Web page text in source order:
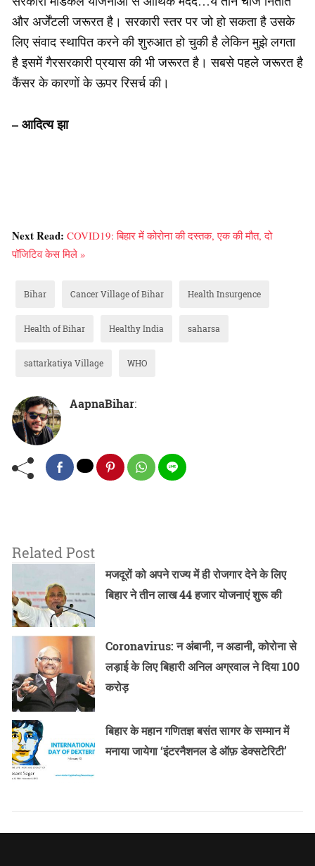
और अर्जेंटली जरूरत है। सरकारी स्तर पर जो हो सकता है उसके
लिए संवाद स्थापित करने की शुरुआत हो चुकी है लेकिन मुझे लगता
है इसमें गैरसरकारी प्रयास की भी जरूरत है। सबसे पहले जरूरत है
कैंसर के कारणों के ऊपर रिसर्च की।
– आदित्य झा
Next Read: COVID19: बिहार में कोरोना की दस्‍तक, एक की मौत, दो
पॉजिटिव केस मिले »
Bihar Cancer Village of Bihar Health Insurgence
Health of Bihar Healthy India saharsa
sattarkatiya Village WHO
AapnaBihar:
Related Post
मजदूरों को अपने राज्य में ही रोजगार देने के लिए
बिहार ने तीन लाख 44 हजार योजनाएं शुरू की
Coronavirus: न अंबानी, न अडानी, कोरोना से
लड़ाई के लिए बिहारी अनिल अग्रवाल ने दिया 100
करोड़
बिहार के महान गणितज्ञ बसंत सागर के सम्मान में
मनाया जायेगा ‘इंटरनैशनल डे ऑफ़ डेक्सटेरिटी’